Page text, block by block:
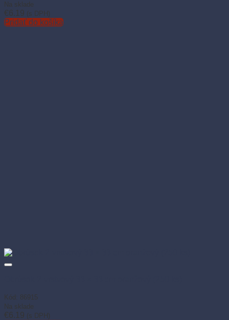
Na sklade
€6.19 (s DPH)
Pridať do košíka
Kód: 86915
Na sklade
€6.19 (s DPH)